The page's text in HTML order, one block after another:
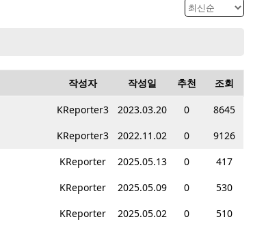
작성자 작성일 추천 조회
KReporter3 2023.03.20 0
8645
KReporter3 2022.11.02 0
9126
KReporter 2025.05.13 0
417
KReporter 2025.05.09 0
530
KReporter 2025.05.02 0
510